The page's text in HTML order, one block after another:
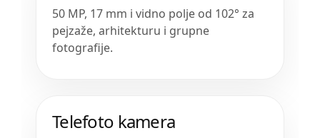
50 MP, 17 mm i vidno polje od 102° za
pejzaže, arhitekturu i grupne
fotografije.
Telefoto kamera